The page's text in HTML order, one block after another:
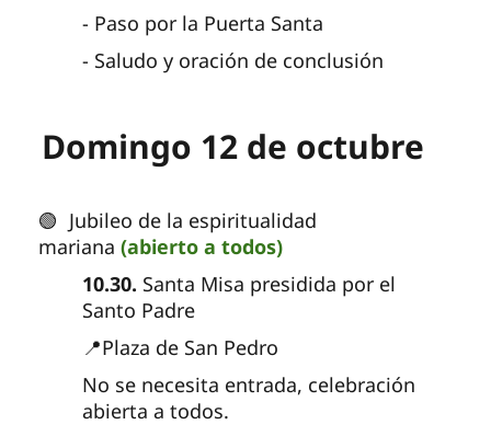
- Paso por la Puerta Santa
- Saludo y oración de conclusión
Domingo 12 de octubre
🟢 Jubileo de la espiritualidad
mariana (abierto a todos)
10.30. Santa Misa presidida por el
Santo Padre
📍Plaza de San Pedro
No se necesita entrada, celebración
abierta a todos.